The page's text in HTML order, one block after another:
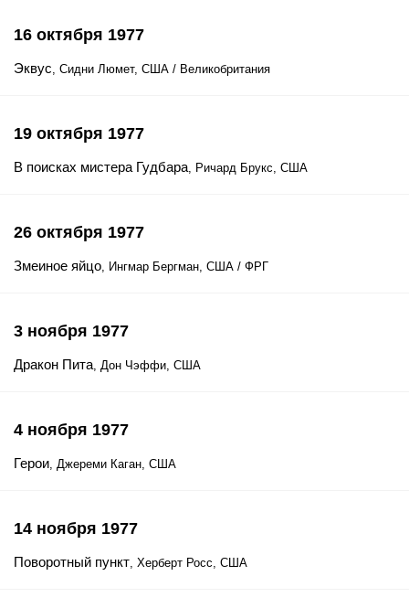
16 октября 1977
Эквус, Сидни Люмет, США / Великобритания
19 октября 1977
В поисках мистера Гудбара, Ричард Брукс, США
26 октября 1977
Змеиное яйцо, Ингмар Бергман, США / ФРГ
3 ноября 1977
Дракон Пита, Дон Чэффи, США
4 ноября 1977
Герои, Джереми Каган, США
14 ноября 1977
Поворотный пункт, Херберт Росс, США